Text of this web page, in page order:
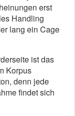
erst
Handling
lang ein Cage
ist das
Korpus
denn jede
findet sich